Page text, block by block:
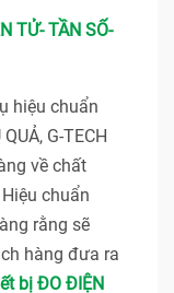
TỬ- TẦN SỐ-
hiệu chuẩn
G-TECH
về chất
chuẩn
rằng sẽ
hàng đưa ra
bị ĐO ĐIỆN